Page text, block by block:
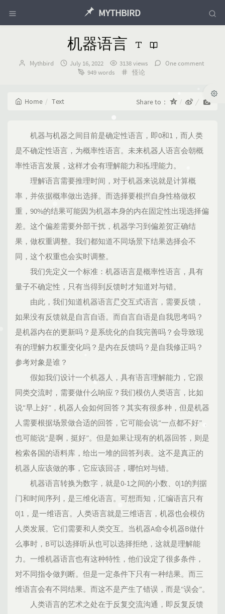
MYTHBIRD
机器语言
Author：
Mythbird
发
July 16, 2022 3138 views
One comment
949 words
Categories：
怪论
Home Text Share to：
机器与机器之间目前是确定性语言，即0和1，而人类
是不确定性语言，为概率性语言。未来机器人语言会朝概
率性语言发展，这样才会有理解能力和推理能力。
理解语言需要推理时间，对于机器来说就是计算概
率，并依据概率做出选择。而选择要根据自身性格做权
重，90%的结果可能因为机器本身的内在固定性出现选择偏
差。这个偏差需要外部干扰，机器学习到偏差贺正确结
果，做权重调整。我们都知道不同场景下结果选择会不
同，这个权重也会实时调整。
我们先定义一个标准：机器语言是概率性语言，具有
量子不确定性，只有当得到反馈时才知道对与错。
由此，我们知道机器语言是交互式语言，需要反馈，
如果没有反馈就是自言自语。而自言自语是自我思考吗？
是机器内在的更新吗？是系统化的自我完善吗？会导致现
有的理解力权重变化吗？是内在反馈吗？是自我修正吗？
参考对象是谁？
假如我们设计一个机器人，具有语言理解能力，它跟
同类交流时，需要做什么响应？我们模仿人类语言，比如
说“早上好”，机器人会如何回答？其实有很多种，但是机器
人需要根据场景做合适的回答，它可能会说“一点都不好”，
也可能说“是啊，挺好”。但是如果让现有的机器回答，则是
检索各国的语料库，给出一堆的回答列表。这不是真正的
机器人应该做的事，它应该回答，哪怕对与错。
机器语言转换为数字，就是0-1之间的小数、0|1的判据
门和时间序列，是三维化语言。可想而知，汇编语言只有
0|1，是一维语言。人类语言就是三维语言，机器也会模仿
人类发展。它们需要和人类交互。当机器A命令机器B做什
么事时，B可以选择听从也可以选择拒绝，这就是理解能
力。一维机器语言也有这种特性，他们设定了很多条件，
对不同指令做判断。但是一定条件下只有一种结果。而三
维语言会有不同结果。而这不是产生了错误，而是“误会”。
人类语言的艺术之处在于反复交流沟通，即反复反馈